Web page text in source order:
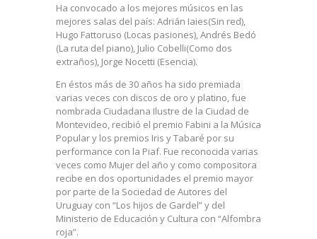
Ha convocado a los mejores músicos en las
mejores salas del país: Adrián Iaies(Sin red),
Hugo Fattoruso (Locas pasiones), Andrés Bedó
(La ruta del piano), Julio Cobelli(Como dos
extraños), Jorge Nocetti (Esencia).
En éstos más de 30 años ha sido premiada
varias veces con discos de oro y platino, fue
nombrada Ciudadana Ilustre de la Ciudad de
Montevideo, recibió el premio Fabini a la Música
Popular y los premios Iris y Tabaré por su
performance con la Piaf. Fue reconocida varias
veces como Mujer del año y como compositora
recibe en dos oportunidades el premio mayor
por parte de la Sociedad de Autores del
Uruguay con “Los hijos de Gardel” y del
Ministerio de Educación y Cultura con “Alfombra
roja”.